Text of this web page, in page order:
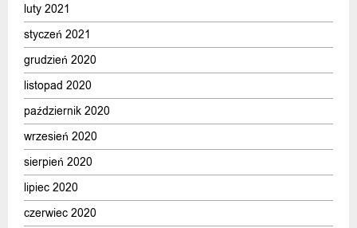
luty 2021
styczeń 2021
grudzień 2020
listopad 2020
październik 2020
wrzesień 2020
sierpień 2020
lipiec 2020
czerwiec 2020